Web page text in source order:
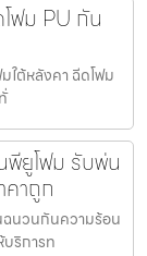
ฟม PU กัน
ใต้หลังคา ฉีดโฟม
ยูโฟม รับพ่น
าถูก
นวนกันความร้อน
ริการท